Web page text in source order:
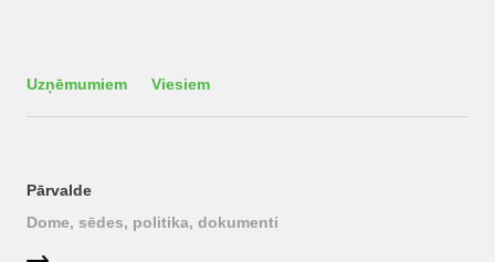
Uzņēmumiem Viesiem
Pārvalde
Dome, sēdes, politika, dokumenti